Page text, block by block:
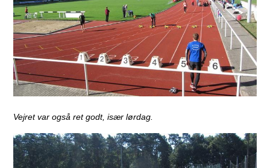
Vejret var også ret godt, især lørdag.